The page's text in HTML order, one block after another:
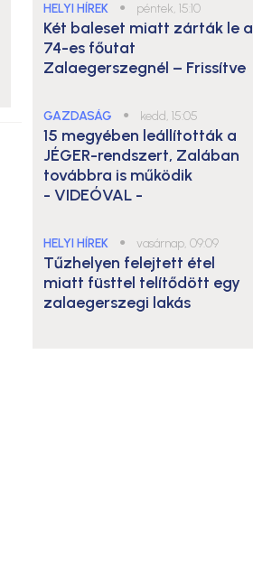
HELYI HÍREK ● péntek, 15:10
Két baleset miatt zárták le a
74-es főutat
Zalaegerszegnél – Frissítve
GAZDASÁG ● kedd, 15:05
15 megyében leállították a
JÉGER-rendszert, Zalában
továbbra is működik
- VIDEÓVAL -
HELYI HÍREK ● vasárnap, 09:09
Tűzhelyen felejtett étel
miatt füsttel telítődött egy
zalaegerszegi lakás